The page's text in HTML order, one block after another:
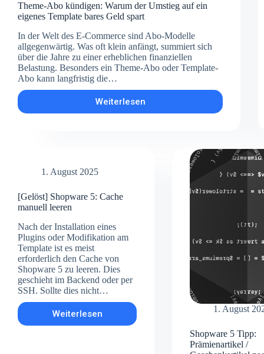
Theme-Abo kündigen: Warum der Umstieg auf ein
eigenes Template bares Geld spart
In der Welt des E-Commerce sind Abo-Modelle
allgegenwärtig. Was oft klein anfängt, summiert sich
über die Jahre zu einer erheblichen finanziellen
Belastung. Besonders ein Theme-Abo oder Template-
Abo kann langfristig die…
Weiterlesen
Theme-
Abo
Template
spart
1. August 2025
[Gelöst] Shopware 5: Cache
manuell leeren
Nach der Installation eines
Plugins oder Modifikation am
Template ist es meist
erforderlich den Cache von
Shopware 5 zu leeren. Dies
geschieht im Backend oder per
SSH. Sollte dies nicht…
Weiterlesen
[Gelöst]
Shopware
1. August
Shopware 5 Tipp:
Prämienartikel /